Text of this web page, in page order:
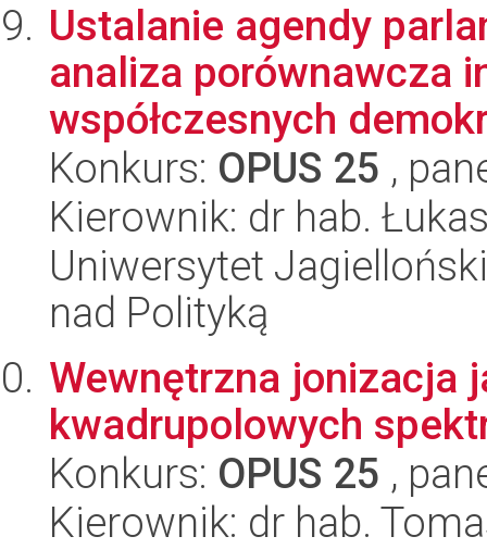
Ustalanie agendy
analiza porównawcza
współczesnych
Konkurs: OPUS 25 ,
Kierownik: dr hab.
Uniwersytet
nad Polityką
Wewnętrzna jonizacja
kwadrupolowych
Konkurs: OPUS 25 ,
Kierownik: dr hab.